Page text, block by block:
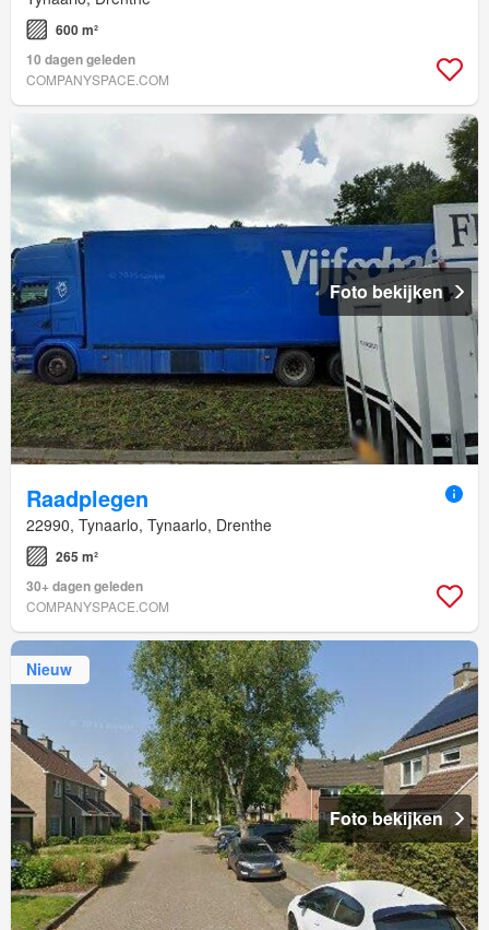
600 m²
10 dagen geleden
COMPANYSPACE.COM
Foto bekijken
Raadplegen
22990, Tynaarlo, Tynaarlo, Drenthe
265 m²
30+ dagen geleden
COMPANYSPACE.COM
Nieuw
Foto bekijken